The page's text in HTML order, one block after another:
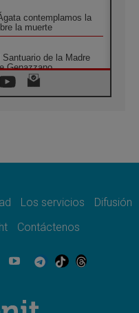
contemplamos la
la muerte
Santuario de la Madre
Genazzano
Apostólico de Calapán
el mundo, solo la
transfigura
de Arte de las
«Exercises in
Los servicios
Difusión
Contáctenos